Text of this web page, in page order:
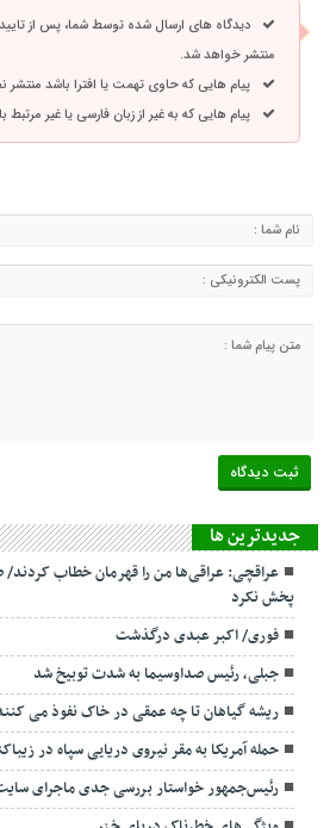
دیدگاه های ارسال شده توسط شما، پس از
منتشر خواهد شد.
پیام هایی که حاوی تهمت یا افترا باشد
پیام هایی که به غیر از زبان فارسی یا غیر
جديدترين ها
عراقچی: عراقی‌ها من را قهرمان خطاب کردند/
پخش نکرد
فوری/ اکبر عبدی درگذشت
جبلی، رئیس صداوسیما به شدت توبیخ شد
ریشه گیاهان تا چه عمقی در خاک نفوذ می
حمله آمریکا به مقر نیروی دریایی سپاه در
رئیس‌جمهور خواستار بررسی جدی ماجرای